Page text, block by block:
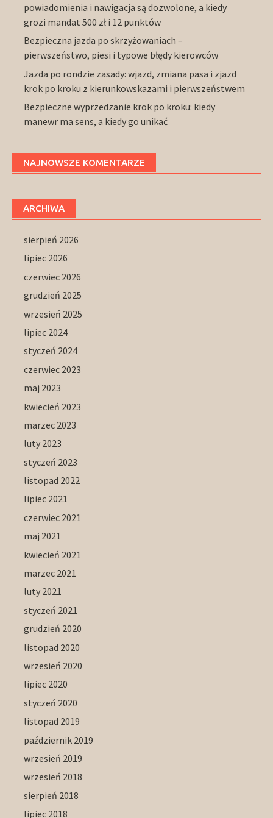
powiadomienia i nawigacja są dozwolone, a kiedy
grozi mandat 500 zł i 12 punktów
Bezpieczna jazda po skrzyżowaniach –
pierwszeństwo, piesi i typowe błędy kierowców
Jazda po rondzie zasady: wjazd, zmiana pasa i zjazd
krok po kroku z kierunkowskazami i pierwszeństwem
Bezpieczne wyprzedzanie krok po kroku: kiedy
manewr ma sens, a kiedy go unikać
NAJNOWSZE KOMENTARZE
ARCHIWA
sierpień 2026
lipiec 2026
czerwiec 2026
grudzień 2025
wrzesień 2025
lipiec 2024
styczeń 2024
czerwiec 2023
maj 2023
kwiecień 2023
marzec 2023
luty 2023
styczeń 2023
listopad 2022
lipiec 2021
czerwiec 2021
maj 2021
kwiecień 2021
marzec 2021
luty 2021
styczeń 2021
grudzień 2020
listopad 2020
wrzesień 2020
lipiec 2020
styczeń 2020
listopad 2019
październik 2019
wrzesień 2019
wrzesień 2018
sierpień 2018
lipiec 2018